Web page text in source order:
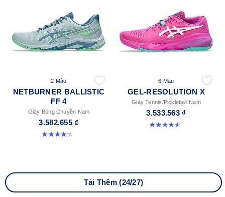
2 Màu
NETBURNER BALLISTIC
FF 4
Giày Bóng Chuyền Nam
3.582.655 ₫
4.3 trong số 5 sao. 12 đánh giá
6 Màu
GEL-RESOLUTION X
Giày Tennis/Pickleball Nam
3.533.563 ₫
4.5 trong số 5 sao. 225 đánh giá
Tải Thêm (24/27)